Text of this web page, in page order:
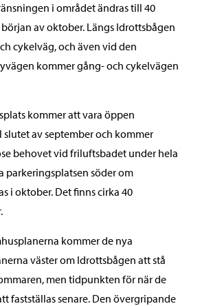
i området ändras till 40
av oktober. Längs Idrottsbågen
cykelväg, och även vid den
kommer gång- och cykelvägen
kommer att vara öppen
av september och kommer
behovet vid friluftsbadet under hela
parkeringsplatsen söder om
i oktober. Det finns cirka 40
kommer de nya
väster om Idrottsbågen att stå
men tidpunkten för när de
fastställas senare. Den övergripande